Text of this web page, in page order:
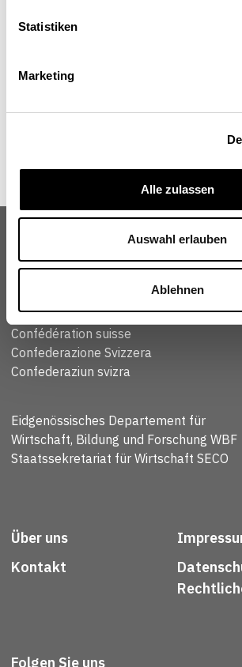
Statistiken
Marketing
Alle zulassen
Auswahl erlauben
Ablehnen
Schweizerische Eidgenossenschaft
Confédération suisse
Confederazione Svizzera
Confederaziun svizra
Eidgenössisches Departement für
Wirtschaft, Bildung und Forschung WBF
Staatssekretariat für Wirtschaft SECO
Über uns
Kontakt
Folgen Sie uns